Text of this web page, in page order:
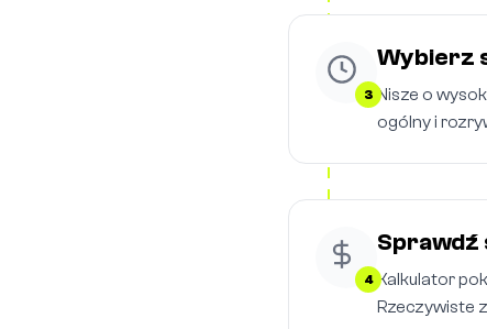
3
Wybierz
Nisze o
ogólny i
4
Sprawdź
Kalkulator
Rzeczywiste